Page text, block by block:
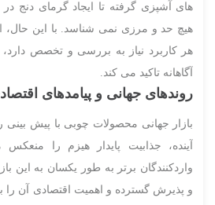
های آشپزی گرفته تا ایجاد گرمای دنج در
هیچ حد و مرزی نمی شناسد. با این حال،
هر کاربرد نیاز به بررسی و تخصص
آگاهانه تاکید می کند.
روندهای جهانی و پیامدهای
بازار جهانی محصولات چوبی با پیش
آینده، جذابیت پایدار هیزم را
واردکنندگان برتر به طور یکسان به این
و پذیرش گسترده و اهمیت اقتصادی آن را